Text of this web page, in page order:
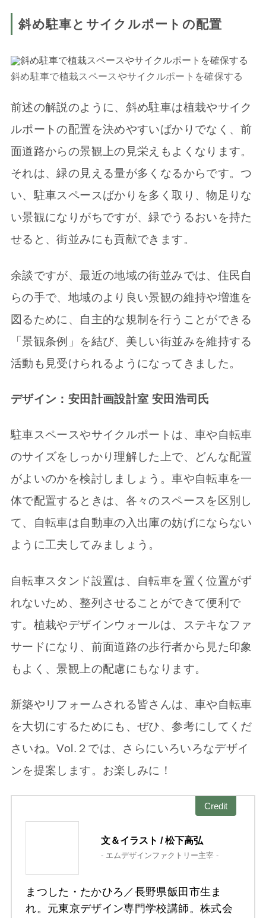
斜め駐車とサイクルポートの配置
斜め駐車で植栽スペースやサイクルポートを確保する
前述の解説のように、斜め駐車は植栽やサイク
ルポートの配置を決めやすいばかりでなく、前
面道路からの景観上の見栄えもよくなります。
それは、緑の見える量が多くなるからです。つ
い、駐車スペースばかりを多く取り、物足りな
い景観になりがちですが、緑でうるおいを持た
せると、街並みにも貢献できます。
余談ですが、最近の地域の街並みでは、住民自
らの手で、地域のより良い景観の維持や増進を
図るために、自主的な規制を行うことができる
「景観条例」を結び、美しい街並みを維持する
活動も見受けられるようになってきました。
デザイン：安田計画設計室 安田浩司氏
駐車スペースやサイクルポートは、車や自転車
のサイズをしっかり理解した上で、どんな配置
がよいのかを検討しましょう。車や自転車を一
体で配置するときは、各々のスペースを区別し
て、自転車は自動車の入出庫の妨げにならない
ように工夫してみましょう。
自転車スタンド設置は、自転車を置く位置がず
れないため、整列させることができて便利で
す。植栽やデザインウォールは、ステキなファ
サードになり、前面道路の歩行者から見た印象
もよく、景観上の配慮にもなります。
新築やリフォームされる皆さんは、車や自転車
を大切にするためにも、ぜひ、参考にしてくだ
さいね。Vol.２では、さらにいろいろなデザイ
ンを提案します。お楽しみに！
Credit
文＆イラスト / 松下高弘
- エムデザインファクトリー主宰 -
まつした・たかひろ／長野県飯田市生ま
れ。元東京デザイン専門学校講師。株式会